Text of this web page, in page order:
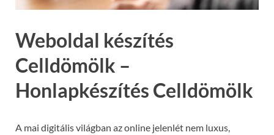
Weboldal készítés
Celldömölk –
Honlapkészítés Celldömölk
A mai digitális világban az online jelenlét nem luxus,